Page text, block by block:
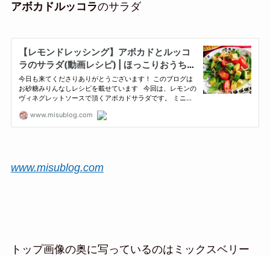
アボカドルッコラのサラダ
www.misublog.com
トップ画像の奥に写っているのはミックスベリー